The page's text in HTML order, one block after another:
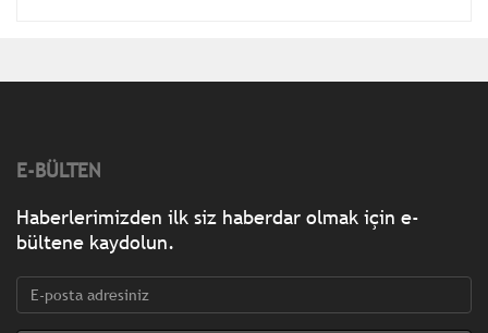
E-BÜLTEN
Haberlerimizden ilk siz haberdar olmak için e-
bültene kaydolun.